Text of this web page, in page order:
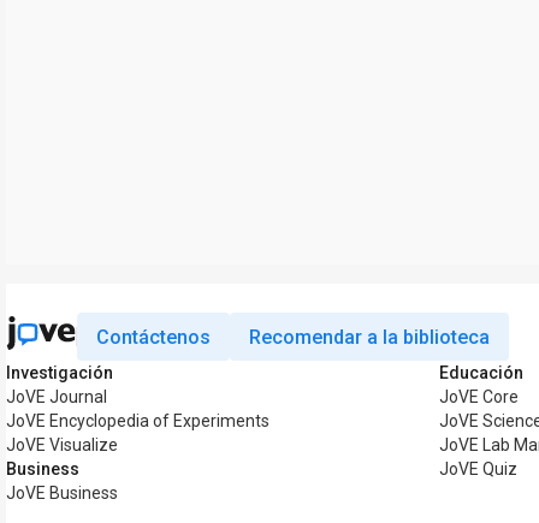
Contáctenos Recomendar a la biblioteca
Investigación
JoVE Journal
JoVE Encyclopedia of Experiments
JoVE Visualize
Business
JoVE Business
Educación
JoVE Core
JoVE
JoVE Lab
JoVE Quiz